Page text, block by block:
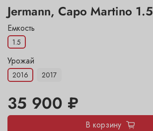
Jermann, Capo Martino 1.5
Емкость
1.5
Урожай
2016 2017
35 900 ₽
В корзину